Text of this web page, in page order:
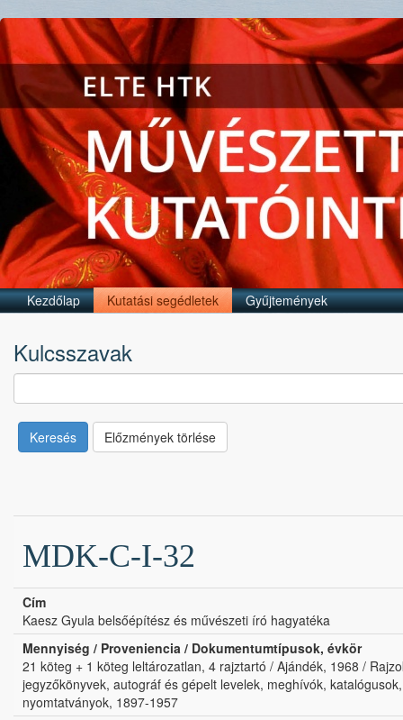
Kezdőlap Kutatási segédletek Gyűjtemények
Kulcsszavak
Keresés Előzmények törlése
MDK-C-I-32
Cím
Kaesz Gyula belsőépítész és művészeti író hagyatéka
Mennyiség / Proveniencia / Dokumentumtípusok, évkör
21 köteg + 1 köteg leltározatlan, 4 rajztartó / Ajándék, 1968 /
jegyzőkönyvek, autográf és gépelt levelek, meghívók,
nyomtatványok, 1897-1957